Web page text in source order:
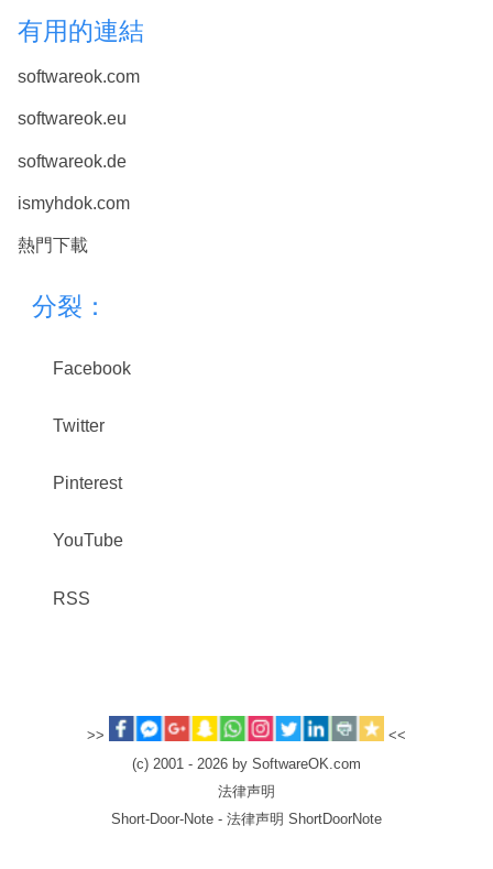
有用的連結
softwareok.com
softwareok.eu
softwareok.de
ismyhdok.com
熱門下載
分裂：
Facebook
Twitter
Pinterest
YouTube
RSS
>>
<<
(c) 2001 - 2026 by SoftwareOK.com
法律声明
Short-Door-Note - 法律声明 ShortDoorNote